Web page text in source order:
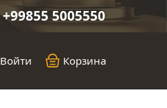
+99855 5005550
Войти Корзина